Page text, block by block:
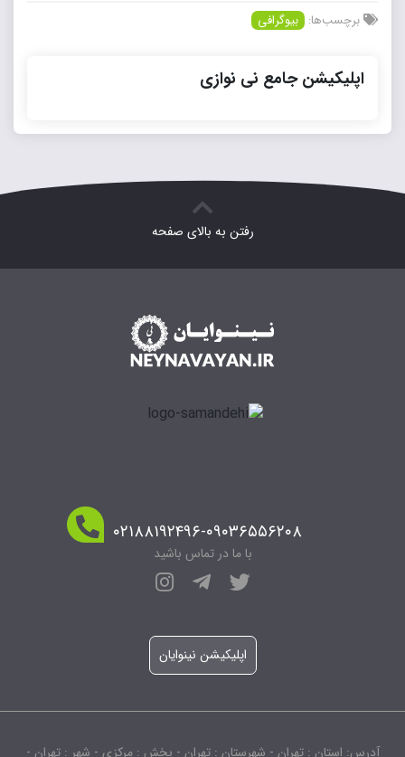
برچسب‌ها: بیوگرافی
اپلیکیشن جامع نی نوازی
رفتن به بالای صفحه
۰۲۱۸۸۱۹۲۴۹۶-۰۹۰۳۶۵۵۶۲۰۸
با ما در تماس باشید
اپلیکیشن نینوایان
آدرس: استان : تهران - شهرستان : تهران - بخش : مرکزی - شهر : تهران -